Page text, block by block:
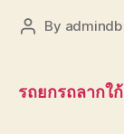
Post
By admindb
รถยกรถลากใ